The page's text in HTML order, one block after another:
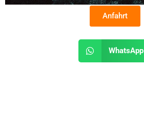
Anfahrt
WhatsApp